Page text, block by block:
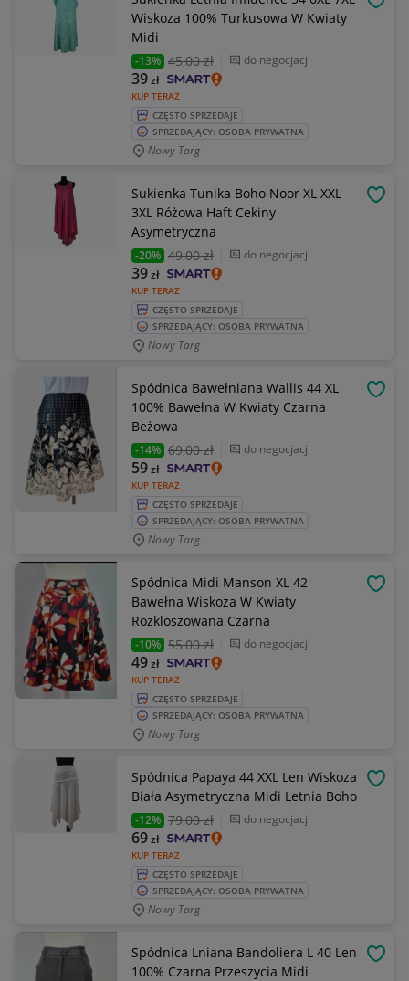
Wiskoza 100% Turkusowa W Kwiaty
Midi
-13% 45,00 zł do negocjacji
KUP TERAZ
39zł
CZĘSTO SPRZEDAJE
SPRZEDAJĄCY: OSOBA PRYWATNA
Nowy Targ
Sukienka Tunika Boho Noor XL XXL
3XL Różowa Haft Cekiny
Asymetryczna
-20% 49,00 zł do negocjacji
KUP TERAZ
39zł
CZĘSTO SPRZEDAJE
SPRZEDAJĄCY: OSOBA PRYWATNA
Nowy Targ
Spódnica Bawełniana Wallis 44 XL
100% Bawełna W Kwiaty Czarna
Beżowa
-14% 69,00 zł do negocjacji
KUP TERAZ
59zł
CZĘSTO SPRZEDAJE
SPRZEDAJĄCY: OSOBA PRYWATNA
Nowy Targ
Spódnica Midi Manson XL 42
Bawełna Wiskoza W Kwiaty
Rozkloszowana Czarna
-10% 55,00 zł do negocjacji
KUP TERAZ
49zł
CZĘSTO SPRZEDAJE
SPRZEDAJĄCY: OSOBA PRYWATNA
Nowy Targ
Spódnica Papaya 44 XXL Len Wiskoza
Biała Asymetryczna Midi Letnia Boho
-12% 79,00 zł do negocjacji
KUP TERAZ
69zł
CZĘSTO SPRZEDAJE
SPRZEDAJĄCY: OSOBA PRYWATNA
Nowy Targ
Spódnica Lniana Bandoliera L 40 Len
100% Czarna Przeszycia Midi